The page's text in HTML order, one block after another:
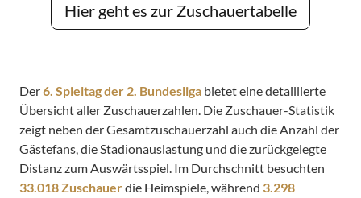
Hier geht es zur Zuschauertabelle
Der6. Spieltag der 2. Bundesliga bietet eine detaillierte
Übersicht aller Zuschauerzahlen. Die Zuschauer-Statistik
zeigt neben der Gesamtzuschauerzahl auch die Anzahl der
Gästefans, die Stadionauslastung und die zurückgelegte
Distanz zum Auswärtsspiel. Im Durchschnitt besuchten
33.018 Zuschauerdie Heimspiele, während 3.298